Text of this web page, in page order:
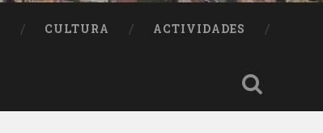
CULTURA ACTIVIDADES